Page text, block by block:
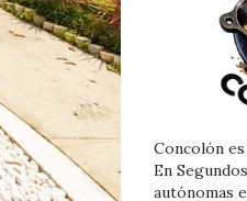
Concolón
En
autónomas